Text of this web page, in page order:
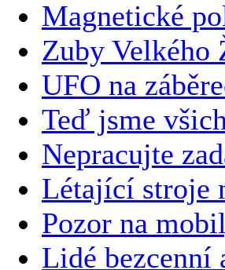
Magnetické
Zuby Velkého
UFO na
Teď jsme
Nepracujte
Létající stroje
Pozor na
Lidé bezcenní